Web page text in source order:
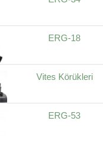
ERG-18
Vites Körükleri
ERG-53